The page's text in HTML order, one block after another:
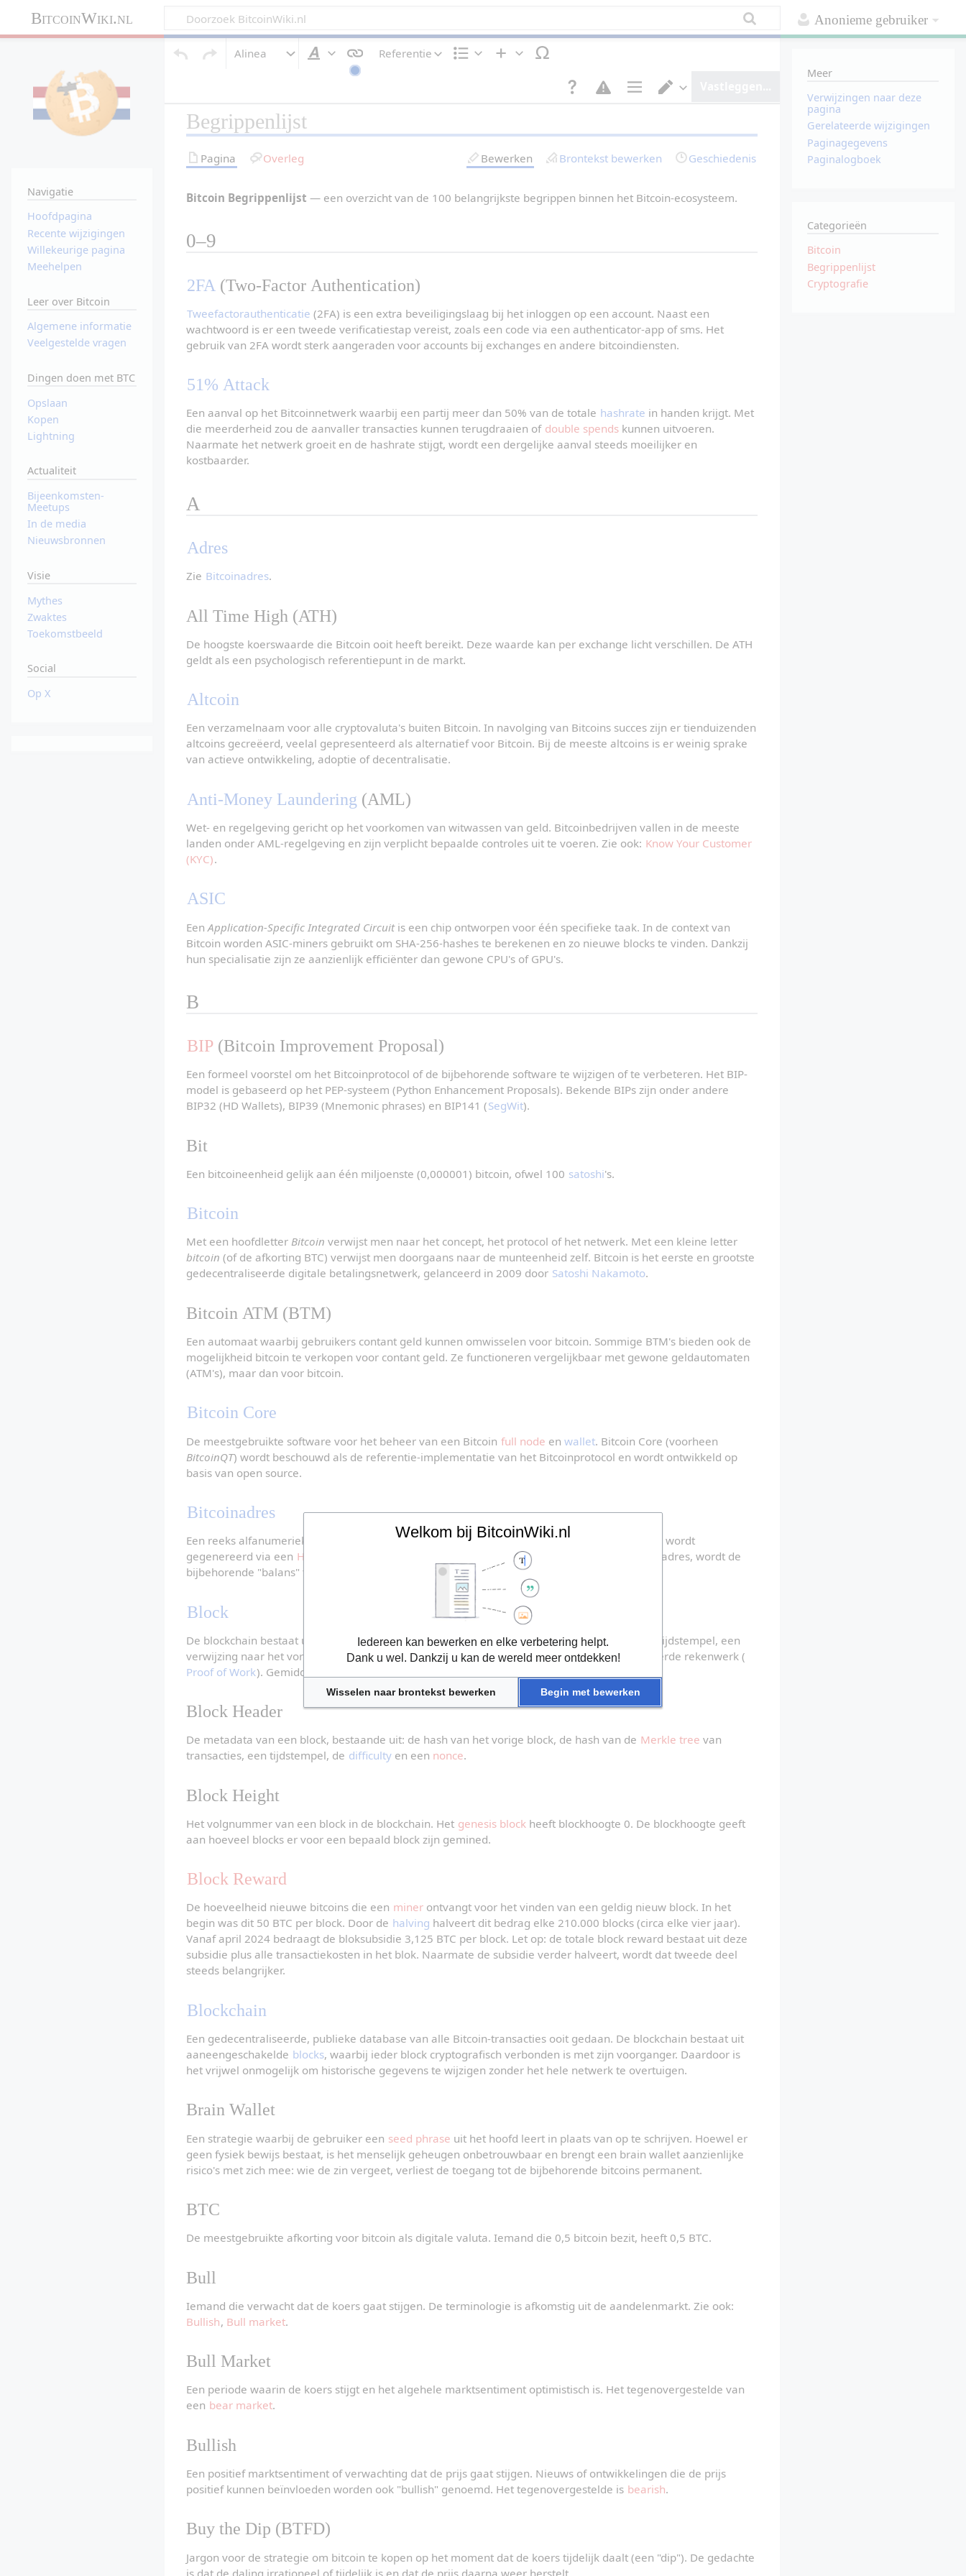
Anonieme gebruiker
BitcoinWiki.nl
Alinea
p
n
Referentie
n
g
e i
a
n
s
t
e
k
v
e
s
h
Begrippenlijst
Pagina Overleg Bewerken Brontekst bewerken Geschiedenis
Bitcoin Begrippenlijst — een overzicht van de 100 belangrijkste begrippen binnen het Bitcoin-ecosysteem.
0–9
2FA (Two-Factor Authentication)
Tweefactorauthenticatie (2FA) is een extra beveiligingslaag bij het inloggen op een account. Naast een
wachtwoord is er een tweede verificatiestap vereist, zoals een code via een authenticator-app of sms. Het
gebruik van 2FA wordt sterk aangeraden voor accounts bij exchanges en andere bitcoindiensten.
51% Attack
Een aanval op het Bitcoinnetwerk waarbij een partij meer dan 50% van de totale hashrate in handen krijgt. Met
die meerderheid zou de aanvaller transacties kunnen terugdraaien of double spends kunnen uitvoeren.
Naarmate het netwerk groeit en de hashrate stijgt, wordt een dergelijke aanval steeds moeilijker en
kostbaarder.
A
Adres
Zie Bitcoinadres.
All Time High (ATH)
De hoogste koerswaarde die Bitcoin ooit heeft bereikt. Deze waarde kan per exchange licht verschillen. De ATH
geldt als een psychologisch referentiepunt in de markt.
Altcoin
Een verzamelnaam voor alle cryptovaluta's buiten Bitcoin. In navolging van Bitcoins succes zijn er tienduizenden
altcoins gecreëerd, veelal gepresenteerd als alternatief voor Bitcoin. Bij de meeste altcoins is er weinig sprake
van actieve ontwikkeling, adoptie of decentralisatie.
Anti-Money Laundering (AML)
Wet- en regelgeving gericht op het voorkomen van witwassen van geld. Bitcoinbedrijven vallen in de meeste
landen onder AML-regelgeving en zijn verplicht bepaalde controles uit te voeren. Zie ook: Know Your Customer
(KYC).
ASIC
Een Application-Specific Integrated Circuit is een chip ontworpen voor één specifieke taak. In de context van
Bitcoin worden ASIC-miners gebruikt om SHA-256-hashes te berekenen en zo nieuwe blocks te vinden. Dankzij
hun specialisatie zijn ze aanzienlijk efficiënter dan gewone CPU's of GPU's.
B
BIP (Bitcoin Improvement Proposal)
Een formeel voorstel om het Bitcoinprotocol of de bijbehorende software te wijzigen of te verbeteren. Het BIP-
model is gebaseerd op het PEP-systeem (Python Enhancement Proposals). Bekende BIPs zijn onder andere
BIP32 (HD Wallets), BIP39 (Mnemonic phrases) en BIP141 (SegWit).
Bit
Een bitcoineenheid gelijk aan één miljoenste (0,000001) bitcoin, ofwel 100 satoshi's.
Bitcoin
Met een hoofdletter Bitcoin
bitcoin (of de afkorting BTC) verwijst men doorgaans naar de munteenheid zelf. Bitcoin is het eerste en grootste
gedecentraliseerde digitale betalingsnetwerk, gelanceerd in 2009 door Satoshi Nakamoto.
Bitcoin ATM (BTM)
Een automaat waarbij gebruikers contant geld kunnen omwisselen voor bitcoin. Sommige BTM's bieden ook de
mogelijkheid bitcoin te verkopen voor contant geld. Ze functioneren vergelijkbaar met gewone geldautomaten
(ATM's), maar dan voor bitcoin.
Bitcoin Core
De meestgebruikte software voor het beheer van een Bitcoin full node en wallet
BitcoinQT) wordt beschouwd als de referentie-implementatie van het Bitcoinprotocol en wordt ontwikkeld op
basis van open source.
Bitcoinadres
Een reeks alfanumerieke tekens die gebruikt wordt om bitcoin te ontvangen. Een bitcoinadres wordt
gegenereerd via een Hash160
. Wanneer bitcoin wordt gestuurd naar een adres, wordt de
bijbehorende "balans" toegekend aan dat adres.
Block
De blockchain bestaat uit opeenvolgende blocks. Een block bevat een groep transacties, een tijdstempel, een
verwijzing naar het vorige block (via een cryptografische hash) en het bewijs van het uitgevoerde rekenwerk (
Proof of Work). Gemiddeld wordt er elke tien minuten een nieuw block gevonden.
Block Header
De metadata van een block, bestaande uit: de hash van het vorige block, de hash van de Merkle tree van
transacties, een tijdstempel, de difficulty en een nonce.
Block Height
Het volgnummer van een block in de blockchain. Het genesis block heeft blockhoogte 0. De blockhoogte geeft
aan hoeveel blocks er voor een bepaald block zijn gemined.
Block Reward
De hoeveelheid nieuwe bitcoins die een miner ontvangt voor het vinden van een geldig nieuw block. In het
begin was dit 50 BTC per block. Door de halving halveert dit bedrag elke 210.000 blocks (circa elke vier jaar).
Vanaf april 2024 bedraagt de bloksubsidie 3,125 BTC per block. Let op: de totale block reward bestaat uit deze
subsidie plus alle transactiekosten in het blok. Naarmate de subsidie verder halveert, wordt dat tweede deel
steeds belangrijker.
Blockchain
Een gedecentraliseerde, publieke database van alle Bitcoin-transacties ooit gedaan. De blockchain bestaat uit
aaneengeschakelde blocks, waarbij ieder block cryptografisch verbonden is met zijn voorganger. Daardoor is
het vrijwel onmogelijk om historische gegevens te wijzigen zonder het hele netwerk te overtuigen.
Brain Wallet
Een strategie waarbij de gebruiker een seed phrase uit het hoofd leert in plaats van op te schrijven. Hoewel er
geen fysiek bewijs bestaat, is het menselijk geheugen onbetrouwbaar en brengt een brain wallet aanzienlijke
risico's met zich mee: wie de zin vergeet, verliest de toegang tot de bijbehorende bitcoins permanent.
BTC
De meestgebruikte afkorting voor bitcoin als digitale valuta. Iemand die 0,5 bitcoin bezit, heeft 0,5 BTC.
Bull
Iemand die verwacht dat de koers gaat stijgen. De terminologie is afkomstig uit de aandelenmarkt. Zie ook:
Bullish, Bull market.
Bull Market
Een periode waarin de koers stijgt en het algehele marktsentiment optimistisch is. Het tegenovergestelde van
een bear market.
Bullish
Een positief marktsentiment of verwachting dat de prijs gaat stijgen. Nieuws of ontwikkelingen die de prijs
positief kunnen beïnvloeden worden ook "bullish" genoemd. Het tegenovergestelde is bearish.
Buy the Dip (BTFD)
Jargon voor de strategie om bitcoin te kopen op het moment dat de koers tijdelijk daalt (een "dip"). De gedachte
is dat de daling irrationeel of tijdelijk is en dat de prijs daarna weer herstelt.
Navigatie
Hoofdpagina
Recente wijzigingen
Willekeurige pagina
Meehelpen
Leer over Bitcoin
Algemene informatie
Veelgestelde vragen
Dingen doen met BTC
Opslaan
Kopen
Lightning
Actualiteit
Bijeenkomsten-
Meetups
In de media
Nieuwsbronnen
Visie
Mythes
Zwaktes
Toekomstbeeld
Social
Op X
Meer
Verwijzingen naar deze
pagina
Gerelateerde wijzigingen
Paginagegevens
Paginalogboek
Categorieën
Bitcoin
Begrippenlijst
Cryptografie
Welkom bij BitcoinWiki.nl
Iedereen kan bewerken en elke verbetering helpt.
Dank u wel. Dankzij u kan de wereld meer ontdekken!
Wisselen naar brontekst bewerken Begin met bewerken